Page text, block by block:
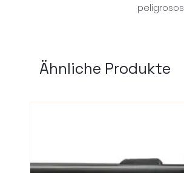
peligrosos
Ähnliche Produkte